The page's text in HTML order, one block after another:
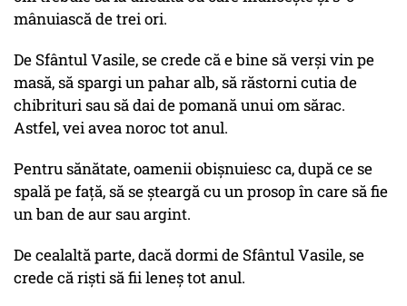
mânuiască de trei ori.
De Sfântul Vasile, se crede că e bine să verși vin pe
masă, să spargi un pahar alb, să răstorni cutia de
chibrituri sau să dai de pomană unui om sărac.
Astfel, vei avea noroc tot anul.
Pentru sănătate, oamenii obișnuiesc ca, după ce se
spală pe față, să se șteargă cu un prosop în care să fie
un ban de aur sau argint.
De cealaltă parte, dacă dormi de Sfântul Vasile, se
crede că riști să fii leneș tot anul.